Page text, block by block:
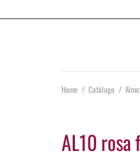
Home / Catálogo /
AL10 rosa